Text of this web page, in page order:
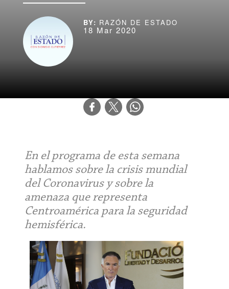
RAZÓN DE ESTADO
18 Mar 2020
En el programa de esta semana
hablamos sobre la crisis mundial
del Coronavirus y sobre la
amenaza que representa
Centroamérica para la seguridad
hemisférica.